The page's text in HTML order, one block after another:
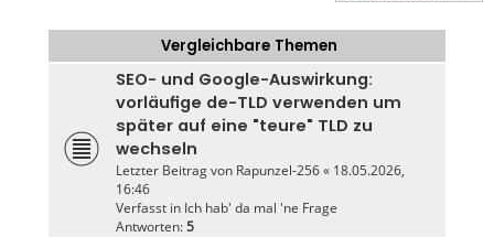
Vergleichbare Themen
SEO- und Google-Auswirkung:
vorläufige de-TLD verwenden um
später auf eine "teure" TLD zu
wechseln
Letzter Beitrag von Rapunzel-256« 18.05.2026,
16:46
Verfasst in Ich hab' da mal 'ne Frage
Antworten:5